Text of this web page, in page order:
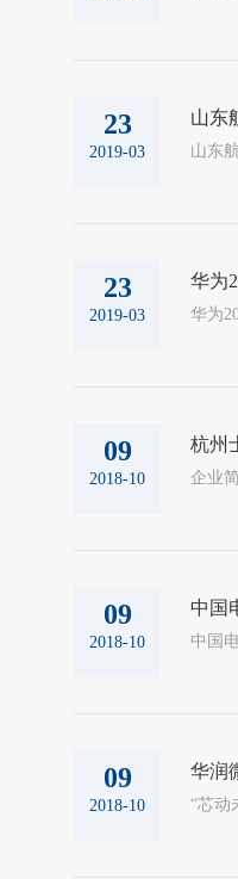
23
2019-03
山东
23
2019-03
华为
09
2018-10
杭州
09
2018-10
中国
09
2018-10
华润